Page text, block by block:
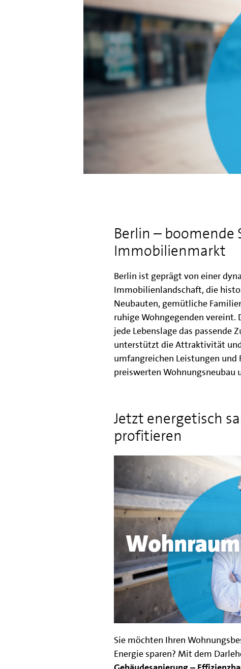
Berlin –
Immobilienmarkt
Berlin ist geprägt von einer
Immobilienlandschaft, die
Neubauten, gemütliche
ruhige Wohngegenden vereint.
jede Lebenslage das passende
unterstützt die Attraktivität
umfangreichen Leistungen und
preiswerten Wohnungsneubau
Jetzt energetisch
profitieren
Sie möchten Ihren
Energie sparen? Mit dem